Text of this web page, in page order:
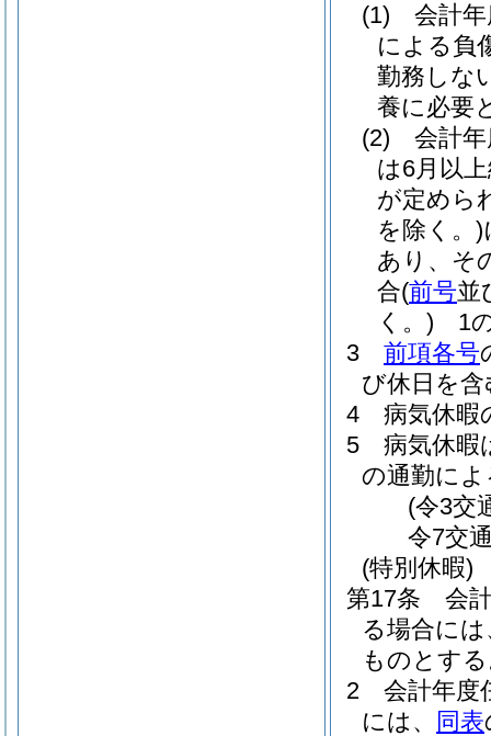
(1)
会計
による負
勤務しな
養に必要
(2)
会計
は6月以
が定めら
を除く。)
あり、そ
合(前号並
く。) 1
3
前項各号
び休日を
4
病気休暇
5
病気休暇
の通勤に
(令3交
令7交
(特別休暇)
第17条
会
る場合には
ものとす
2
会計年度
には、
同表